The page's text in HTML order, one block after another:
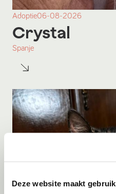
Deze website maakt
Adoptie06-08-2026
Crystal
Spanje